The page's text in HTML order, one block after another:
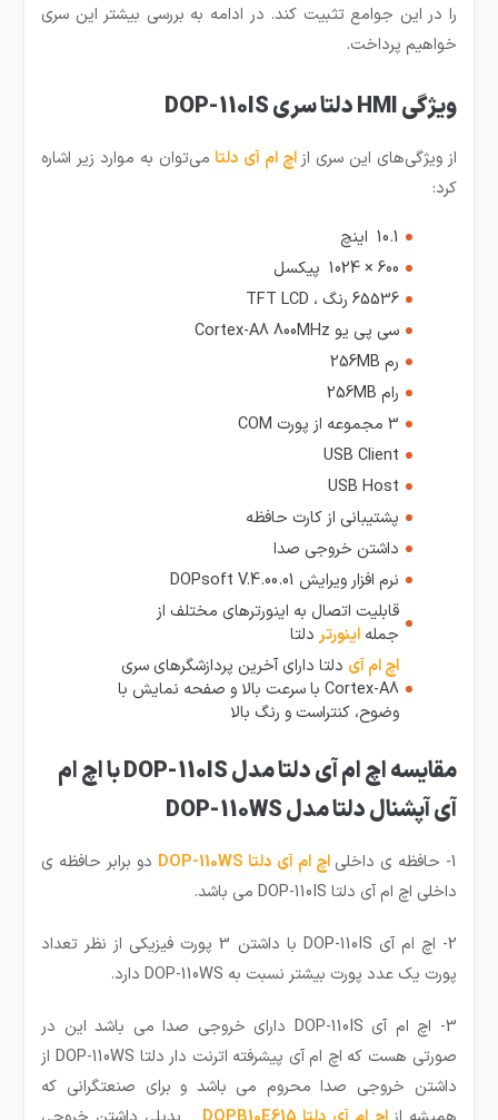
را در این جوامع تثبیت کند. در ادامه به بررسی بیشتر این سری
خواهیم پرداخت.
ویژگی HMI دلتا سری DOP-110IS
از ویژگی‌های این سری ازاچ ام آی دلتامی‌توان به موارد زیر اشاره
کرد:
10.1 اینچ
600 × 1024 پیکسل
65536 رنگ ، TFT LCD
سی پی یو Cortex-A8 800MHz
رم 256MB
رام 256MB
3 مجموعه از پورت COM
USB Client
USB Host
پشتیبانی از کارت حافظه
داشتن خروجی صدا
نرم افزار ویرایش DOPsoft V.4.00.01
قابلیت اتصال به اینورترهای مختلف از
جملهاینورتر دلتا
اچ ام آی دلتا دارای آخرین پردازشگرهای سری
Cortex-A8 با سرعت بالا و صفحه نمایش با
وضوح، کنتراست و رنگ بالا
مقایسه اچ ام آی دلتا مدل DOP-110IS با اچ ام
آی آپشنال دلتا مدل DOP-110WS
1- حافظه ی داخلی اچ ام آی دلتا DOP-110WS
دو برابر حافظه ی
داخلی اچ ام آی دلتا DOP-110IS می باشد.
2- اچ ام آی DOP-110IS با داشتن 3 پورت فیزیکی از نظر تعداد
پورت یک عدد پورت بیشتر نسبت به DOP-110WS دارد.
3- اچ ام آی DOP-110IS دارای خروجی صدا می باشد این در
صورتی هست که اچ ام آی پیشرفته اترنت دار دلتا DOP-110WS از
داشتن خروجی صدا محروم می باشد و برای صنعتگرانی که